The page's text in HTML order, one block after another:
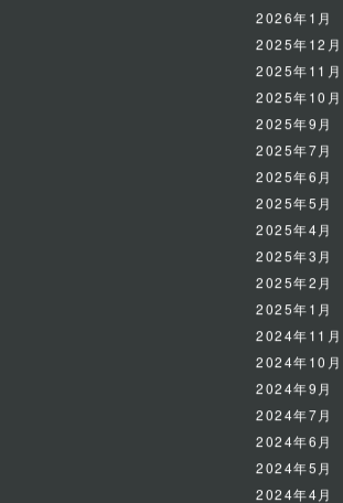
2026年2月
2026年1月
2025年12月
2025年11月
2025年10月
2025年9月
2025年7月
2025年6月
2025年5月
2025年4月
2025年3月
2025年2月
2025年1月
2024年11月
2024年10月
2024年9月
2024年7月
2024年6月
2024年5月